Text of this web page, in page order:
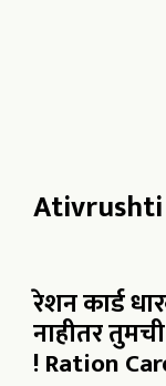
Ativrushti
रेशन कार्ड
नाहीतर
! Ration